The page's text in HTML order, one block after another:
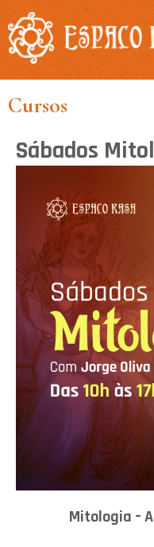
Cursos
Sábados
Mitologia –